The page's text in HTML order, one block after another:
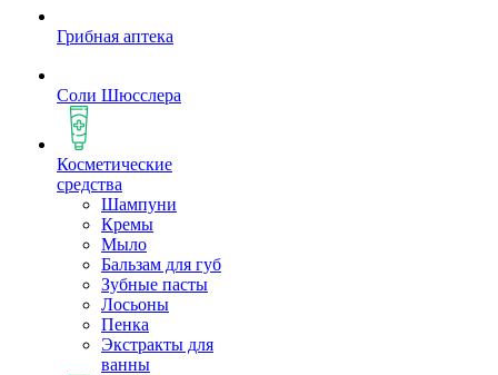
Грибная аптека
Соли Шюсслера
Косметические
средства
Шампуни
Кремы
Мыло
Бальзам для губ
Зубные пасты
Лосьоны
Пенка
Экстракты для
ванны